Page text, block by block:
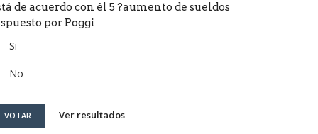
de acuerdo con él 5 ?aumento de sueldos
por Poggi
Si
No
VOTAR Ver resultados